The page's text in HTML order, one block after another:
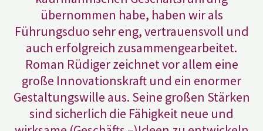
übernommen habe, haben wir als
Führungsduo sehr eng, vertrauensvoll und
auch erfolgreich zusammengearbeitet.
Roman Rüdiger zeichnet vor allem eine
große Innovationskraft und ein enormer
Gestaltungswille aus. Seine großen Stärken
sind sicherlich die Fähigkeit neue und